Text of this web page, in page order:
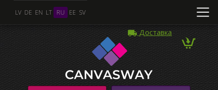
LV DE EN LT RU EE SV
Доставка
Несколько Фото
КОЛЛАЖ / КОМПОЗИЦИЯ из нескольких Фото